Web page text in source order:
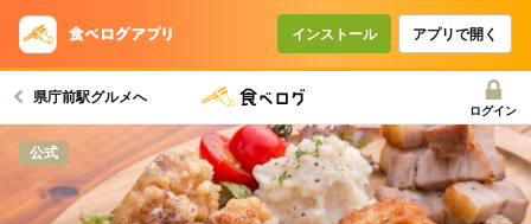
インストール アプリで開く
県庁前駅グルメへ
ログイン
公式
コースで使えるクーポン
戻る
クーポンを利用せず予約する